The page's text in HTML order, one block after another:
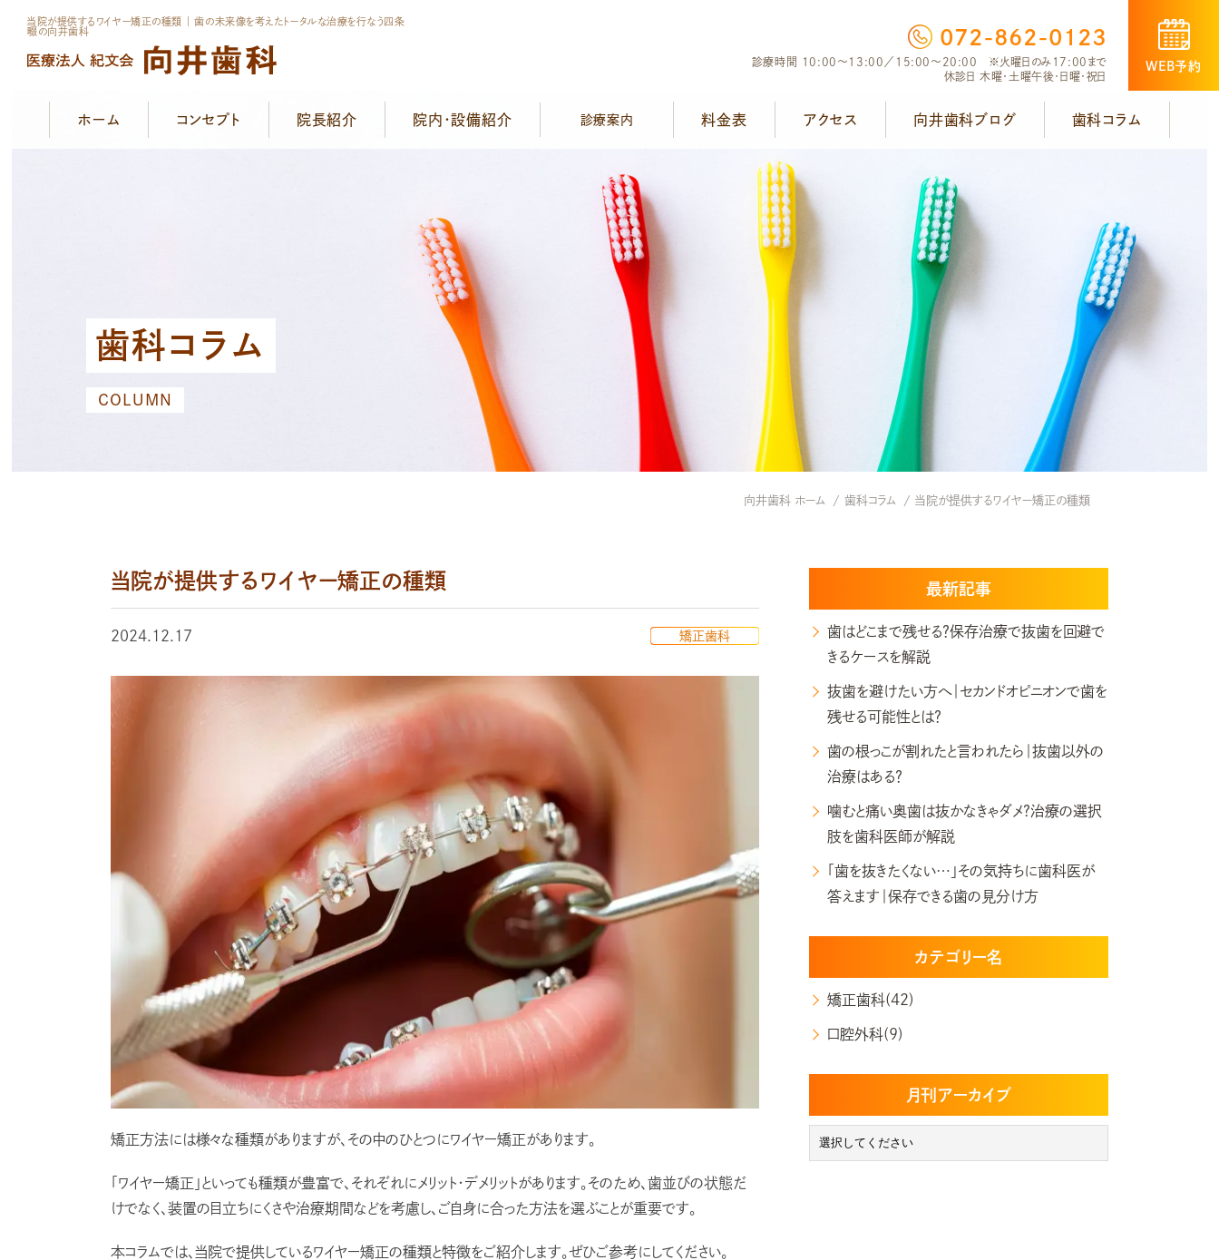
当院が提供するワイヤー矯正の種類 ｜ 歯の未来像を考えたトータルな治療を行なう四条
畷の向井歯科
072-862-0123
診療時間 10:00～13:00／15:00～20:00 ※火曜日のみ17:00まで
休診日 木曜・土曜午後・日曜・祝日
WEB予約
ホーム コンセプト 院長紹介 院内・設備紹介 診療案内 料金表 アクセス 向井歯科ブログ 歯科コラム
歯科コラム
COLUMN
向井歯科 ホーム 歯科コラム 当院が提供するワイヤー矯正の種類
当院が提供するワイヤー矯正の種類
2024.12.17 矯正歯科
矯正方法には様々な種類がありますが、その中のひとつにワイヤー矯正があります。
「ワイヤー矯正」といっても種類が豊富で、それぞれにメリット・デメリットがあります。そのため、歯並びの状態だ
けでなく、装置の目立ちにくさや治療期間などを考慮し、ご自身に合った方法を選ぶことが重要です。
本コラムでは、当院で提供しているワイヤー矯正の種類と特徴をご紹介します。ぜひご参考にしてください。
最新記事
歯はどこまで残せる？保存治療で抜歯を回避で
きるケースを解説
抜歯を避けたい方へ｜セカンドオピニオンで歯を
残せる可能性とは？
歯の根っこが割れたと言われたら｜抜歯以外の
治療はある？
噛むと痛い奥歯は抜かなきゃダメ?治療の選択
肢を歯科医師が解説
「歯を抜きたくない…」その気持ちに歯科医が
答えます｜保存できる歯の見分け方
カテゴリー名
矯正歯科(42)
口腔外科(9)
月刊アーカイブ